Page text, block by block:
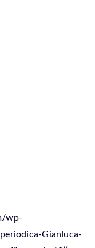
wp-
Gianluca-